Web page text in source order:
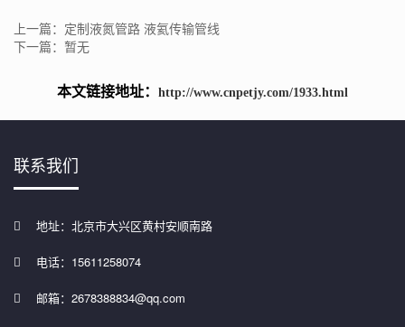
上一篇：定制液氮管路 液氦传输管线
下一篇：暂无
本文链接地址： http://www.cnpetjy.com/1933.html
联系我们
地址：北京市大兴区黄村安顺南路
电话：15611258074
邮箱：2678388834@qq.com